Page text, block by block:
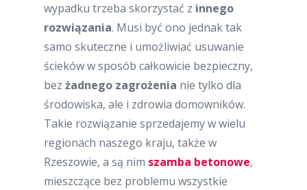
wypadku trzeba skorzystać z innego
rozwiązania. Musi być ono jednak tak
samo skuteczne i umożliwiać usuwanie
ścieków w sposób całkowicie bezpieczny,
bez żadnego zagrożenia nie tylko dla
środowiska, ale i zdrowia domowników.
Takie rozwiązanie sprzedajemy w wielu
regionach naszego kraju, także w
Rzeszowie, a są nim szamba betonowe,
mieszczące bez problemu wszystkie